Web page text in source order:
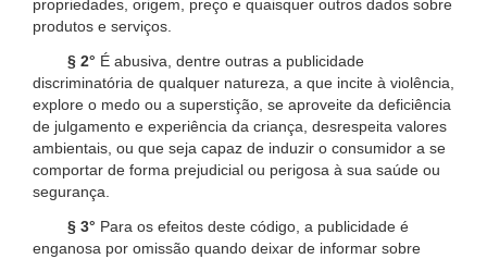
propriedades, origem, preço e quaisquer outros dados sobre
produtos e serviços.
§ 2° É abusiva, dentre outras a publicidade
discriminatória de qualquer natureza, a que incite à violência,
explore o medo ou a superstição, se aproveite da deficiência
de julgamento e experiência da criança, desrespeita valores
ambientais, ou que seja capaz de induzir o consumidor a se
comportar de forma prejudicial ou perigosa à sua saúde ou
segurança.
§ 3° Para os efeitos deste código, a publicidade é
enganosa por omissão quando deixar de informar sobre